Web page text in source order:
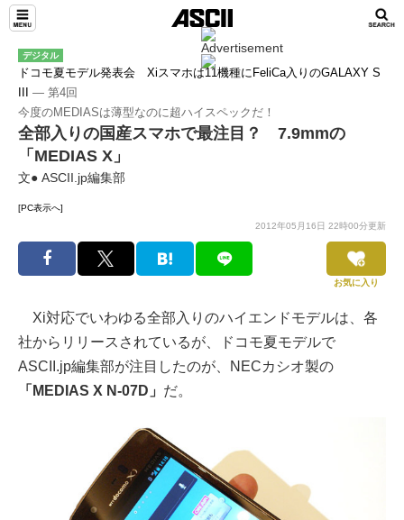
デジタル
ドコモ夏モデル発表会 Xiスマホは11機種にFeliCa入りのGALAXY S
― 第4回
今度のMEDIASは薄型なのに超ハイスペックだ！
全部入りの国産スマホで最注目？ 7.9mmの
「MEDIAS X」
文● ASCII.jp編集部
[PC表示へ]
2012年05月16日 22時00分更新
お気に入り
Xi対応でいわゆる全部入りのハイエンドモデルは、各
社からリリースされているが、ドコモ夏モデルで
ASCII.jp編集部が注目したのが、NECカシオ製の
「MEDIAS X N-07D」 だ。